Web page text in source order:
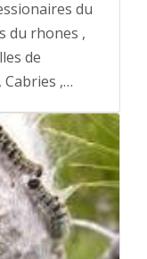
du
du rhones ,
de
,…